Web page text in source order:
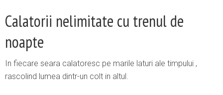
Calatorii nelimitate cu trenul de
noapte
In fiecare seara calatoresc pe marile laturi ale timpului ,
rascolind lumea dintr-un colt in altul.